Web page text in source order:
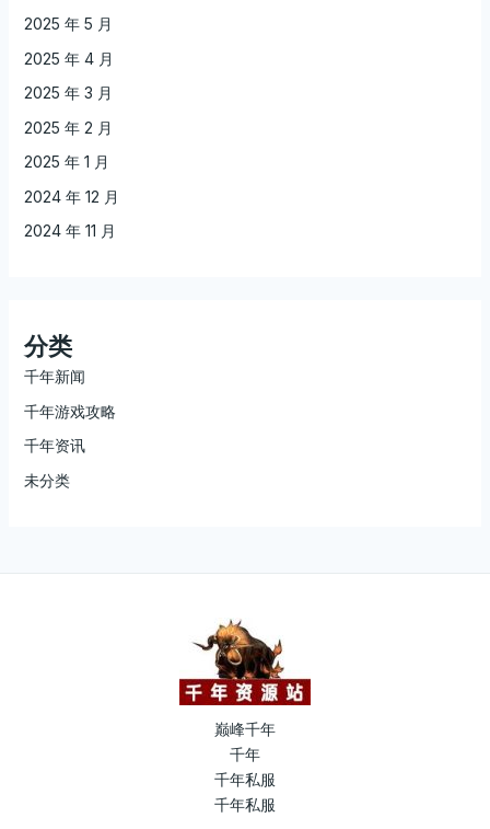
2025 年 5 月
2025 年 4 月
2025 年 3 月
2025 年 2 月
2025 年 1 月
2024 年 12 月
2024 年 11 月
分类
千年新闻
千年游戏攻略
千年资讯
未分类
巅峰千年
千年
千年私服
千年私服